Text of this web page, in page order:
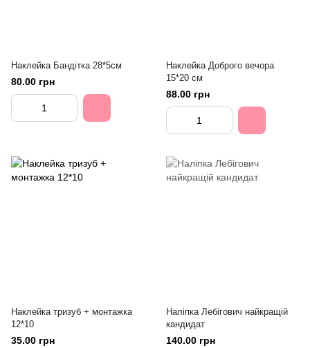
Наклейка Бандітка 28*5см
80.00 грн
Наклейка Доброго вечора
15*20 см
88.00 грн
Наклейка тризуб + монтажка
12*10
35.00 грн
Наліпка Лебігович найкращій
кандидат
140.00 грн